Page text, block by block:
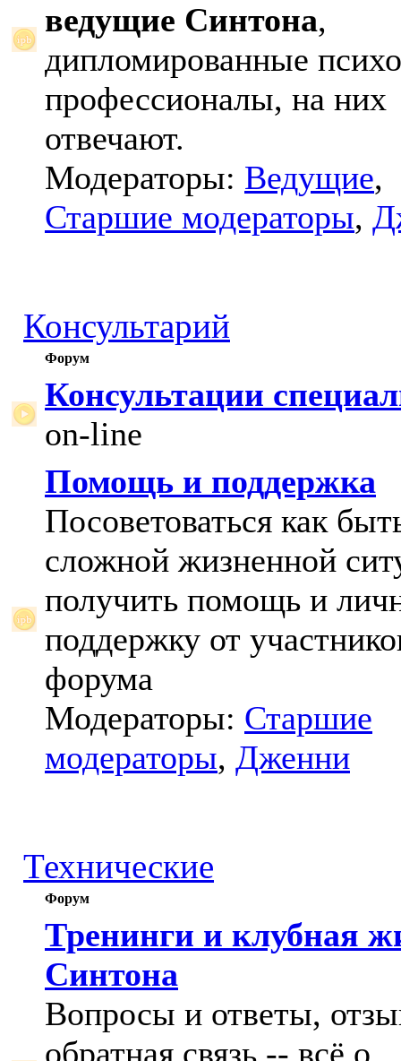
ведущие Синтона,
дипломированные
профессионалы, на них
отвечают.
Модераторы: Ведущие,
Старшие модераторы,
Консультарий
Форум
Консультации
on-line
Помощь и поддержка
Посоветоваться как
сложной жизненной
получить помощь и
поддержку от
форума
Модераторы: Старшие
модераторы, Дженни
Технические
Форум
Тренинги и клубная
Синтона
Вопросы и ответы,
обратная связь -- всё о